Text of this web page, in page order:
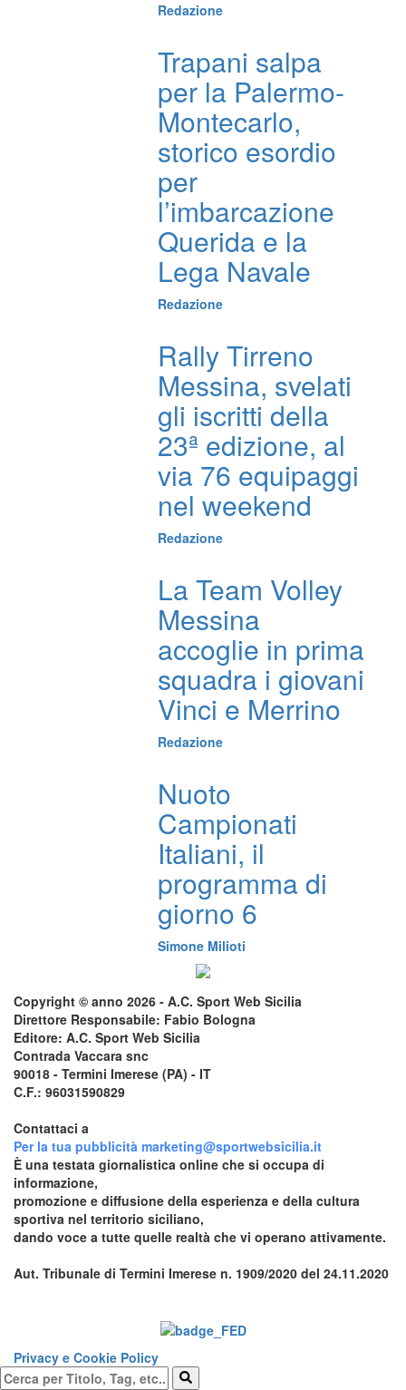
Redazione
Trapani salpa
per la Palermo-
Montecarlo,
storico esordio
per
l’imbarcazione
Querida e la
Lega Navale
Redazione
Rally Tirreno
Messina, svelati
gli iscritti della
23ª edizione, al
via 76 equipaggi
nel weekend
Redazione
La Team Volley
Messina
accoglie in prima
squadra i giovani
Vinci e Merrino
Redazione
Nuoto
Campionati
Italiani, il
programma di
giorno 6
Simone Milioti
Copyright © anno 2026 - A.C. Sport Web Sicilia
Direttore Responsabile: Fabio Bologna
Editore: A.C. Sport Web Sicilia
Contrada Vaccara snc
90018 - Termini Imerese (PA) - IT
C.F.: 96031590829
Contattaci a
Per la tua pubblicità marketing@sportwebsicilia.it
È una testata giornalistica online che si occupa di
informazione,
promozione e diffusione della esperienza e della cultura
sportiva nel territorio siciliano,
dando voce a tutte quelle realtà che vi operano attivamente.
Aut. Tribunale di Termini Imerese n. 1909/2020 del 24.11.2020
Privacy e Cookie Policy